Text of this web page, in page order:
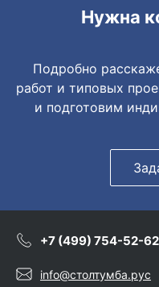
Нужна
Подробно
работ и типовых
и подготовим
+7 (499) 754-52-62
info@столтумба.рус